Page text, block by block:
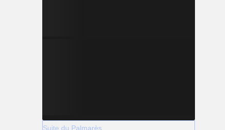
Suite du Palmarès